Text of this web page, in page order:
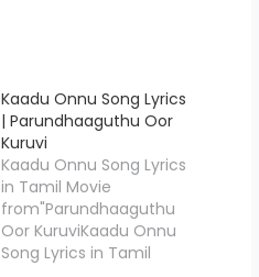
Kaadu Onnu Song Lyrics
| Parundhaaguthu Oor
Kuruvi
Kaadu Onnu Song Lyrics
in Tamil Movie
from"Parundhaaguthu
Oor KuruviKaadu Onnu
Song Lyrics in Tamil